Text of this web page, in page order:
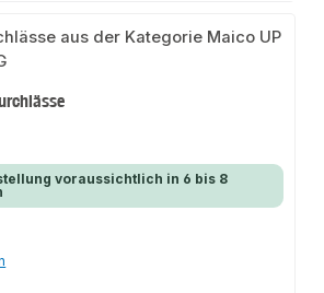
voraussichtlich in 6 bis 8